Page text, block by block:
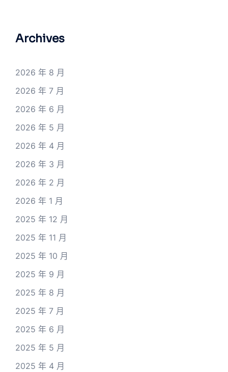
Archives
2026 年 8 月
2026 年 7 月
2026 年 6 月
2026 年 5 月
2026 年 4 月
2026 年 3 月
2026 年 2 月
2026 年 1 月
2025 年 12 月
2025 年 11 月
2025 年 10 月
2025 年 9 月
2025 年 8 月
2025 年 7 月
2025 年 6 月
2025 年 5 月
2025 年 4 月